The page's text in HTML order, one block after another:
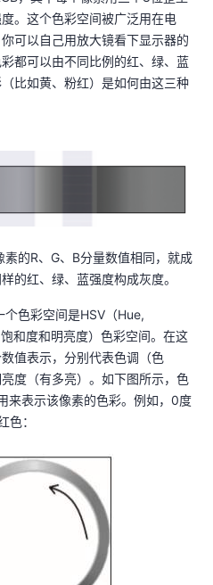
。这个色彩空间被广泛用在电
可以自己用放大镜看下显示器的
都可以由不同比例的红、绿、蓝
比如黄、粉红）是如何由这三种
的R、G、B分量数值相同，就成
的红、绿、蓝强度构成灰度。
色彩空间是HSV（Hue,
和度和明亮度）色彩空间。在这
值表示，分别代表色调（色
度（有多亮）。如下图所示，色
来表示该像素的色彩。例如，0度
色：